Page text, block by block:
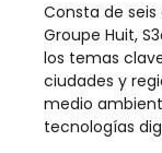
Consta de seis
Groupe Huit,
los temas
ciudades y
medio
tecnologías